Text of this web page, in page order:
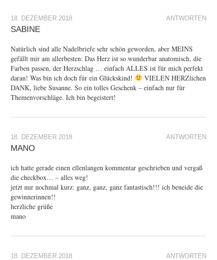
ANTWORTEN
18. DEZEMBER 2018
SABINE
Natürlich sind alle Nadelbriefe sehr schön geworden, aber MEINS
gefällt mir am allerbesten: Das Herz ist so wunderbar anatomisch, die
Farben passen, der Herzschlag … einfach ALLES ist für mich perfekt
daran! Was bin ich doch für ein Glückskind!
VIELEN HERZlichen
DANK, liebe Susanne. So ein tolles Geschenk – einfach nur für
Themenvorschläge. Ich bin begeistert!
ANTWORTEN
18. DEZEMBER 2018
MANO
ich hatte gerade einen ellenlangen kommentar geschrieben und vergaß
die checkbox… – alles weg!
jetzt nur nochmal kurz: ganz, ganz, ganz fantastisch!!! ich beneide die
gewinnerinnen!!
herzliche grüße
mano
ANTWORTEN
18. DEZEMBER 2018